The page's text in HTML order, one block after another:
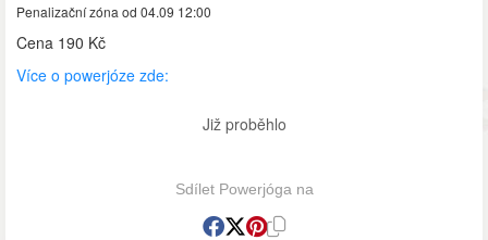
Penalizační zóna od 04.09 12:00
Cena 190 Kč
Více o powerjóze zde:
Již proběhlo
Sdílet Powerjóga na